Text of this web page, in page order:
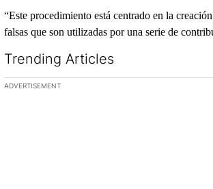
“Este procedimiento está centrado en la
falsas que son utilizadas por una serie de
Trending Articles
The following is a list of the most commented
ADVERTISEMENT